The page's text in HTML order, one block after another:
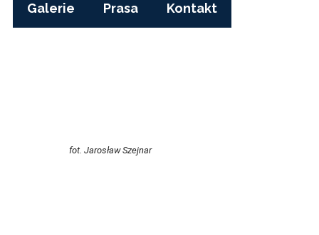
Galerie Prasa Kontakt
fot. Jarosław Szejnar